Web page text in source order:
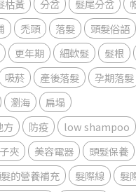
枯黃 分岔 髮尾分岔
禿頭 落髮
頭髮俗語
更年期 細軟髮 髮根
吸菸 產後落髮 孕期落髮
瀏海
扁塌
方
防疫
low shampoo
夾 美容電器
頭髮保養
的營養補充 髮際線
髮